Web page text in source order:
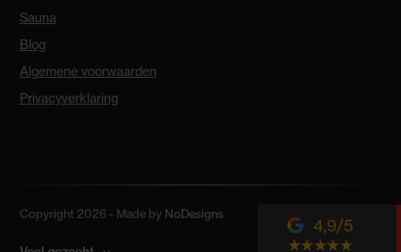
Sauna
Blog
Algemene voorwaarden
Privacyverklaring
Copyright 2026 - Made by NoDesigns
4,9